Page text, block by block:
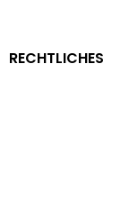
RECHTLICHES